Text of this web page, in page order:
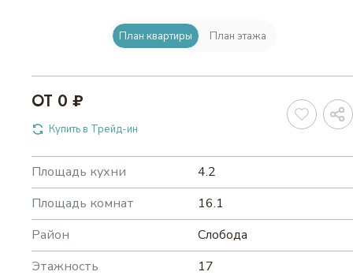
WEB-КАМЕРА
ВЫБРАТЬ КВАРТИРУ
ОТ 0 ₽
Купить в Трейд-ин
Площадь кухни
4.2
Площадь комнат
16.1
Район
Слобода
Этажность
17
План квартиры План этажа